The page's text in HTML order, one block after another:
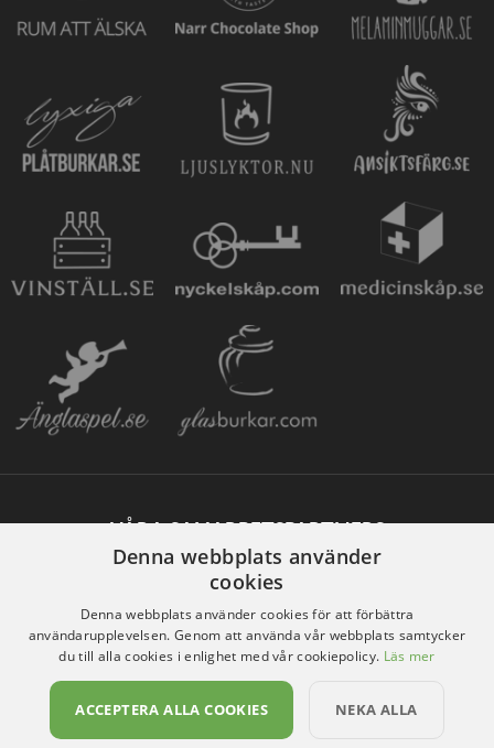
VÅRA SAMARBETSPARTNERS
Denna webbplats använder
cookies
Denna webbplats använder cookies för att förbättra
användarupplevelsen. Genom att använda vår webbplats samtycker
du till alla cookies i enlighet med vår cookiepolicy. Läs mer
ACCEPTERA ALLA COOKIES NEKA ALLA